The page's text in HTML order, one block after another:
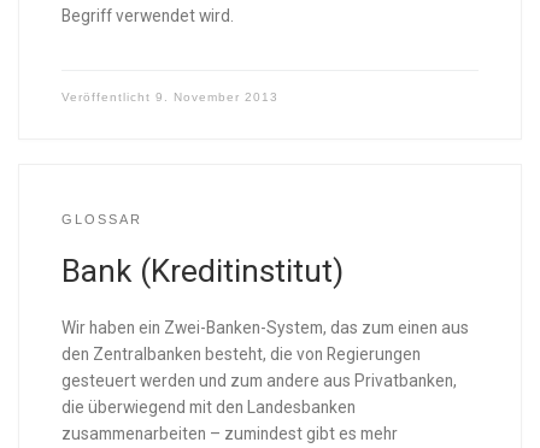
Begriff verwendet wird.
Veröffentlicht 9. November 2013
GLOSSAR
Bank (Kreditinstitut)
Wir haben ein Zwei-Banken-System, das zum einen aus
den Zentralbanken besteht, die von Regierungen
gesteuert werden und zum andere aus Privatbanken,
die überwiegend mit den Landesbanken
zusammenarbeiten – zumindest gibt es mehr